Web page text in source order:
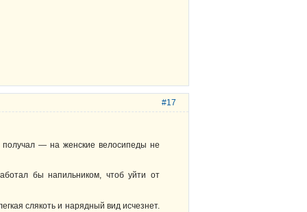
#17
— на женские велосипеды не
бы напильником, чтоб уйти от
слякоть и нарядный вид исчезнет.